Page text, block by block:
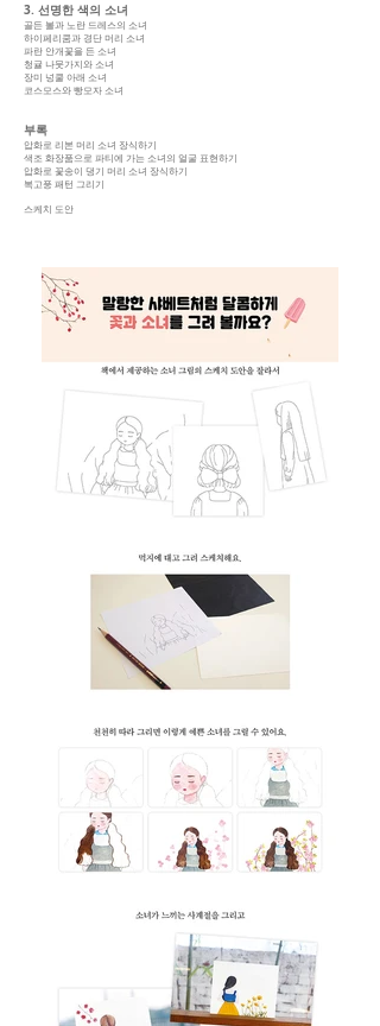
3. 선명한 색의 소녀
골든 볼과 노란 드레스의 소녀
하이페리쿰과 경단 머리 소녀
파란 안개꽃을 든 소녀
청귤 나뭇가지와 소녀
장미 넝쿨 아래 소녀
코스모스와 빵모자 소녀
부록
압화로 리본 머리 소녀 장식하기
색조 화장품으로 파티에 가는 소녀의 얼굴 표현하기
압화로 꽃송이 댕기 머리 소녀 장식하기
복고풍 패턴 그리기
스케치 도안